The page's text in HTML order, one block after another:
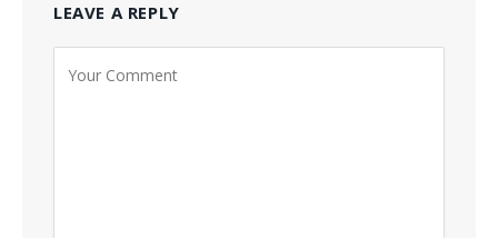
LEAVE A REPLY